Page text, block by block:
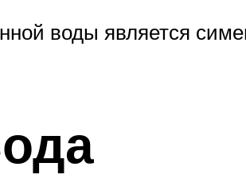
воды является